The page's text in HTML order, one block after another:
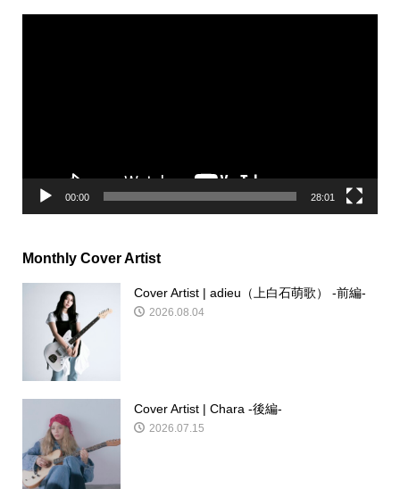
00:00 28:01
Monthly Cover Artist
Cover Artist | adieu（上白石萌歌） -前編-
2026.08.04
Cover Artist | Chara -後編-
2026.07.15